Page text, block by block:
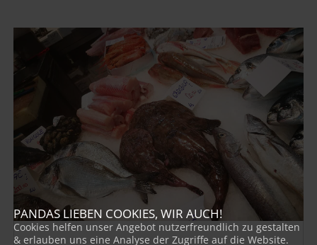
PANDAS LIEBEN COOKIES, WIR AUCH!
Cookies helfen unser Angebot nutzerfreundlich zu gestalten
& erlauben uns eine Analyse der Zugriffe auf die Website.